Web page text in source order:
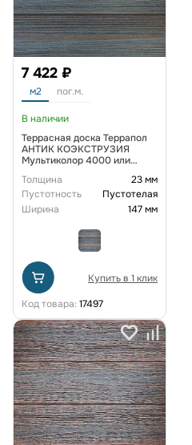
7 422 ₽
м2 пог.м.
В наличии
Террасная доска Террапол
АНТИК КОЭКСТРУЗИЯ
Мультиколор 4000 или
Вавилон
Толщина
23 мм
Пустотность
Пустотелая
Ширина
147 мм
Купить в 1 клик
Код товара: 17497